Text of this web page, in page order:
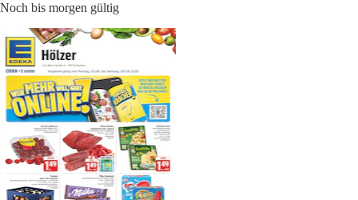
Noch bis morgen gültig